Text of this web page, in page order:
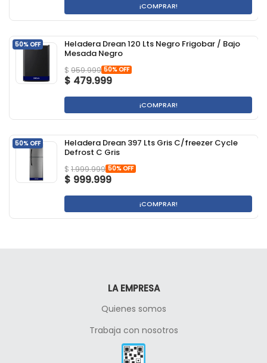
¡COMPRAR!
50% OFF
Heladera Drean 120 Lts Negro Frigobar / Bajo
Mesada Negro
$ 959.999 50% OFF
$ 479.999
¡COMPRAR!
50% OFF
Heladera Drean 397 Lts Gris C/freezer Cycle
Defrost C Gris
$ 1.999.999 50% OFF
$ 999.999
¡COMPRAR!
LA EMPRESA
Quienes somos
Trabaja con nosotros